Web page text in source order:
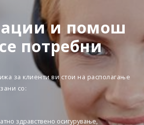
и помош
потребни
за клиенти ви стои на располагање
со:
здравствено осигурување,